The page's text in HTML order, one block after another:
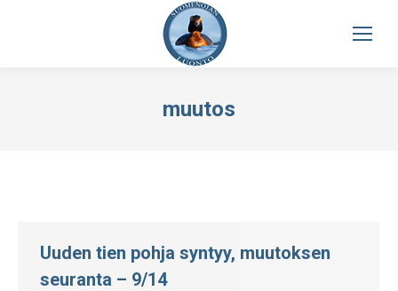
muutos
Uuden tien pohja syntyy, muutoksen
seuranta – 9/14